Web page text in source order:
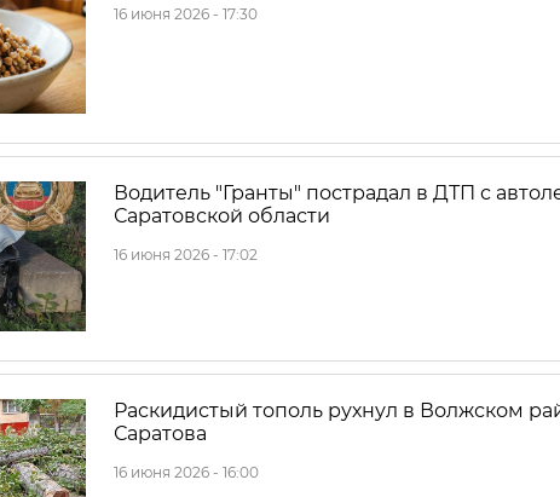
16 июня 2026 - 17:30
Водитель "Гранты" пострадал в ДТП с
Саратовской области
16 июня 2026 - 17:02
Раскидистый тополь рухнул в Волжском
Саратова
16 июня 2026 - 16:00